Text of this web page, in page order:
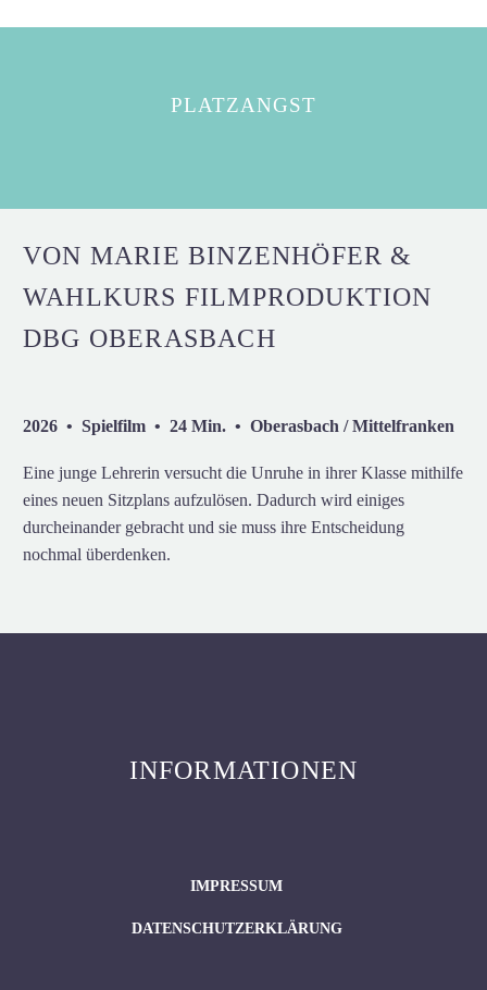
PLATZANGST
VON MARIE BINZENHÖFER &
WAHLKURS FILMPRODUKTION
DBG OBERASBACH
2026 • Spielfilm • 24 Min. • Oberasbach / Mittelfranken
Eine junge Lehrerin versucht die Unruhe in ihrer Klasse mithilfe
eines neuen Sitzplans aufzulösen. Dadurch wird einiges
durcheinander gebracht und sie muss ihre Entscheidung
nochmal überdenken.
INFORMATIONEN
IMPRESSUM
DATENSCHUTZERKLÄRUNG